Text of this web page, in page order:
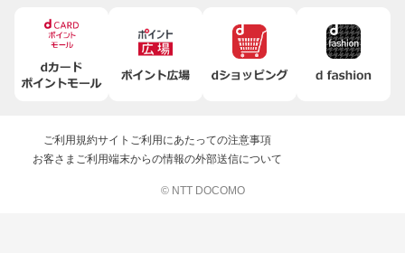
ご利用規約サイトご利用にあたっての注意事項
お客さまご利用端末からの情報の外部送信について
© NTT DOCOMO